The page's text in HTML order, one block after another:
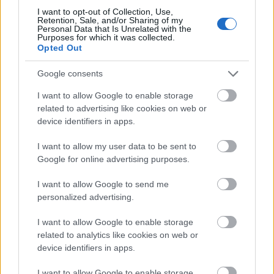
I want to opt-out of Collection, Use,
Retention, Sale, and/or Sharing of my
Personal Data that Is Unrelated with the
Purposes for which it was collected.
Opted Out
Google consents
I want to allow Google to enable storage
related to advertising like cookies on web or
device identifiers in apps.
I want to allow my user data to be sent to
Google for online advertising purposes.
I want to allow Google to send me
personalized advertising.
I want to allow Google to enable storage
related to analytics like cookies on web or
device identifiers in apps.
Möglichkeit sechs Stunden oder länger hält. Suchen
Sie nach Energiesparfunktionen.
Entscheiden Sie vor dem Kauf eines Laptops, wofür
Sie ihn verwenden möchten. Wenn es
geschäftsorientierter sein soll, können Sie sich
wahrscheinlich für ein billigeres Modell entscheiden,
das Word-, Excel- und grundlegende
Internetfunktionen ausführen kann. Wenn es sich um
investieren, um die Leistung sicherzustellen.
Sie überlegen, welchen Laptop Sie kaufen möchten.
Bei Laptops reichen die Bildschirme normalerweise
ein Laptop Ihren Desktop ersetzt, ist ein größerer
Monitor am besten geeignet. Wenn Sie nach
Portabilität suchen, werden Sie wahrscheinlich mit
einem kleineren Modell gut zurechtkommen.